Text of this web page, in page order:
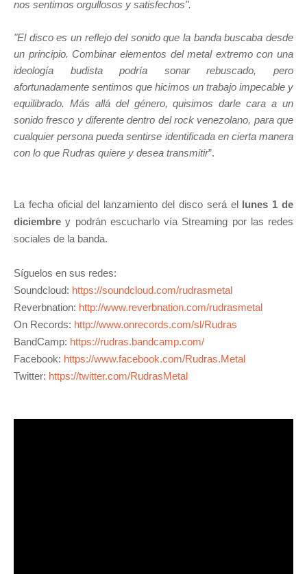
nos sentimos orgullosos y satisfechos".
"El disco es un reflejo del sonido que la banda buscaba desde
un principio. Combinar elementos del metal extremo con una
ideología budista podría sonar rebuscado, pero
afortunadamente sentimos que hicimos un trabajo impecable y
equilibrado. Más allá del género, quisimos darle cara a un
sonido fresco y diferente dentro del rock venezolano, para que
cualquier persona pueda sentirse identificada en cierta manera
con lo que Rudras quiere y desea transmitir”.
La fecha oficial del lanzamiento del disco será el lunes 1 de
diciembre y podrán escucharlo vía Streaming por las redes
sociales de la banda.
Síguelos en sus redes:
Soundcloud: https://soundcloud.com/rudrasmetal
Reverbnation: http://www.reverbnation.com/rudrasmetal
On Records: http://www.onrecords.com/sl/Rudras
BandCamp: https://rudras.bandcamp.com/
Facebook: https://www.facebook.com/Rudras.Metal
Twitter: https://twitter.com/RudrasMetal